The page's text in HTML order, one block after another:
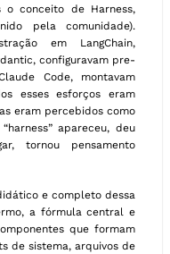
conceito de Harness,
pela comunidade).
em LangChain,
configuravam pre-
Code, montavam
esses esforços eram
eram percebidos como
apareceu, deu
tornou pensamento
e completo dessa
a fórmula central e
que formam
de sistema, arquivos de